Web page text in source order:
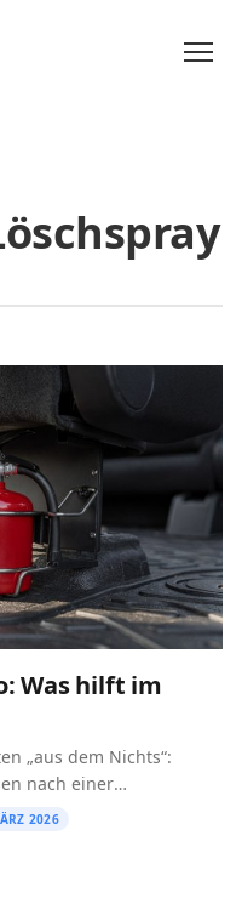
Was hilft im
„aus dem Nichts“:
nach einer
austretende
2026